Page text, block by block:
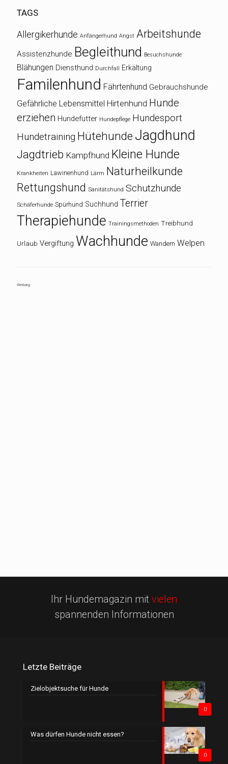
TAGS
Allergikerhunde Anfängerhund Angst Arbeitshunde
Assistenzhunde Begleithund Besuchshunde
Blähungen Diensthund Durchfall Erkältung
Familenhund Fährtenhund Gebrauchshunde
Gefährliche Lebensmittel Hirtenhund Hunde
erziehen Hundefutter Hundepflege Hundesport
Hundetraining Hütehunde Jagdhund
Jagdtrieb Kampfhund Kleine Hunde
Krankheiten Lawinenhund Lärm Naturheilkunde
Rettungshund Sanitätshund Schutzhunde
Schäferhunde Spürhund Suchhund Terrier
Therapiehunde Trainingsmethoden Treibhund
Urlaub Vergiftung Wachhunde Wandern Welpen
Werbung
Ihr Hundemagazin mit vielen
spannenden Informationen
Letzte Beiträge
0
Zielobjektsuche für Hunde
0
Was dürfen Hunde nicht essen?